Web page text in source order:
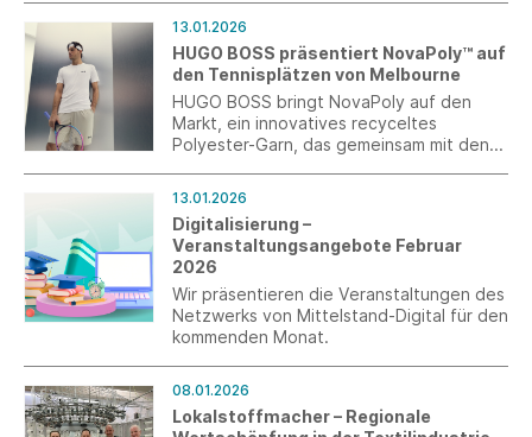
13.01.2026
HUGO BOSS präsentiert NovaPoly™ auf
den Tennisplätzen von Melbourne
HUGO BOSS bringt NovaPoly auf den
Markt, ein innovatives recyceltes
Polyester-Garn, das gemeinsam mit den
13.01.2026
Digitalisierung –
Veranstaltungsangebote Februar
2026
Wir präsentieren die Veranstaltungen des
Netzwerks von Mittelstand-Digital für den
kommenden Monat.
08.01.2026
Lokalstoffmacher – Regionale